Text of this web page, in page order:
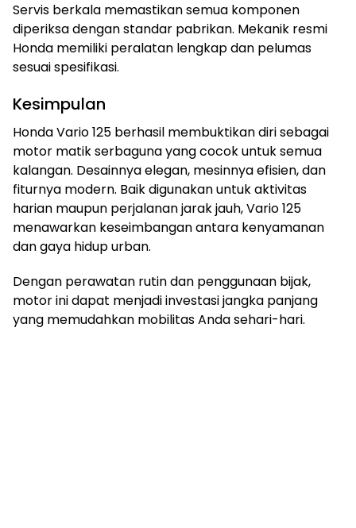
Servis berkala memastikan semua komponen
diperiksa dengan standar pabrikan. Mekanik resmi
Honda memiliki peralatan lengkap dan pelumas
sesuai spesifikasi.
Kesimpulan
Honda Vario 125 berhasil membuktikan diri sebagai
motor matik serbaguna yang cocok untuk semua
kalangan. Desainnya elegan, mesinnya efisien, dan
fiturnya modern. Baik digunakan untuk aktivitas
harian maupun perjalanan jarak jauh, Vario 125
menawarkan keseimbangan antara kenyamanan
dan gaya hidup urban.
Dengan perawatan rutin dan penggunaan bijak,
motor ini dapat menjadi investasi jangka panjang
yang memudahkan mobilitas Anda sehari-hari.